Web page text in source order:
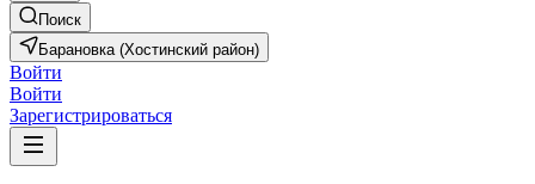
Поиск
Барановка (Хостинский район)
Войти
Войти
Зарегистрироваться